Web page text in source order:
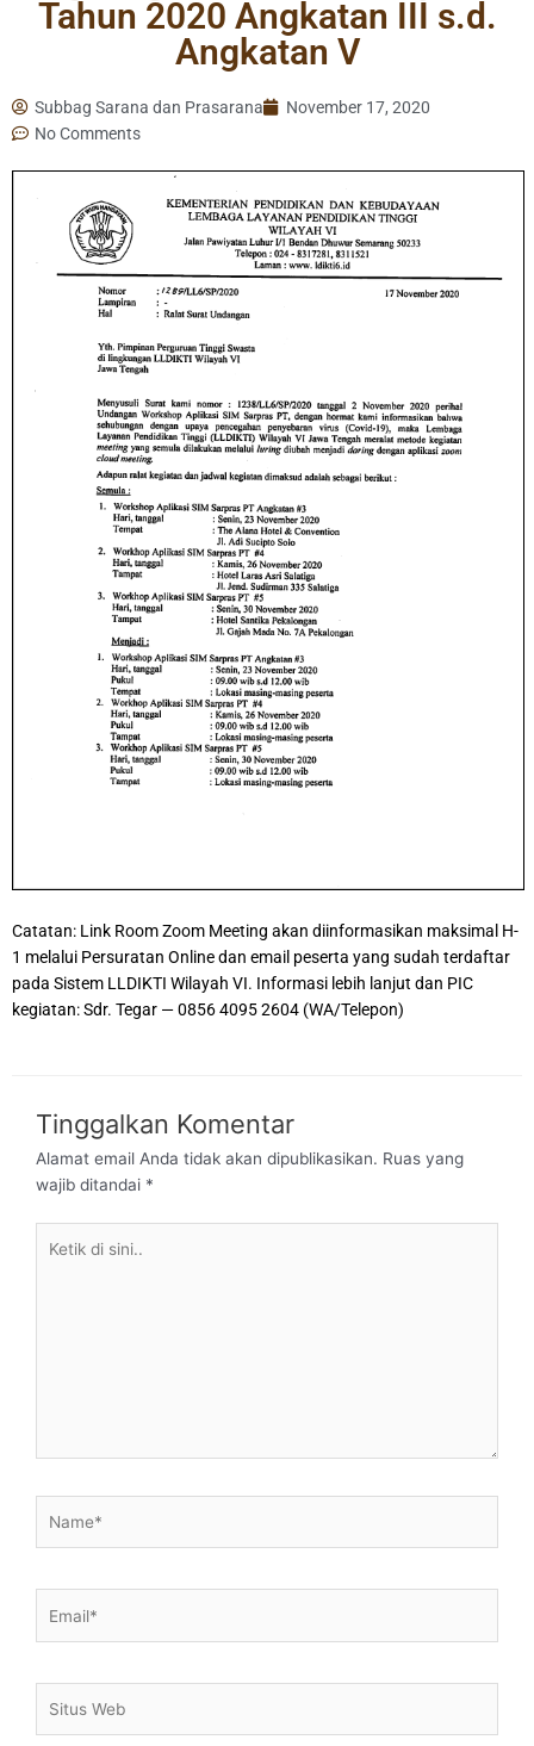
Tahun 2020 Angkatan III s.d.
Angkatan V
Subbag Sarana dan Prasarana
November 17, 2020
No Comments
Catatan: Link Room Zoom Meeting akan diinformasikan maksimal H-
1 melalui Persuratan Online dan email peserta yang sudah terdaftar
pada Sistem LLDIKTI Wilayah VI. Informasi lebih lanjut dan PIC
kegiatan: Sdr. Tegar — 0856 4095 2604 (WA/Telepon)
Tinggalkan Komentar
Alamat email Anda tidak akan dipublikasikan. Ruas yang
wajib ditandai *
Web